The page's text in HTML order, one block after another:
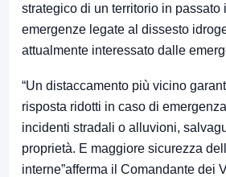
strategico di un territorio in passato
emergenze legate al dissesto
attualmente interessato dalle
“Un distaccamento più vicino
risposta ridotti in caso di
incidenti stradali o alluvioni,
proprietà. E maggiore sicurezza
interne”afferma il Comandante dei